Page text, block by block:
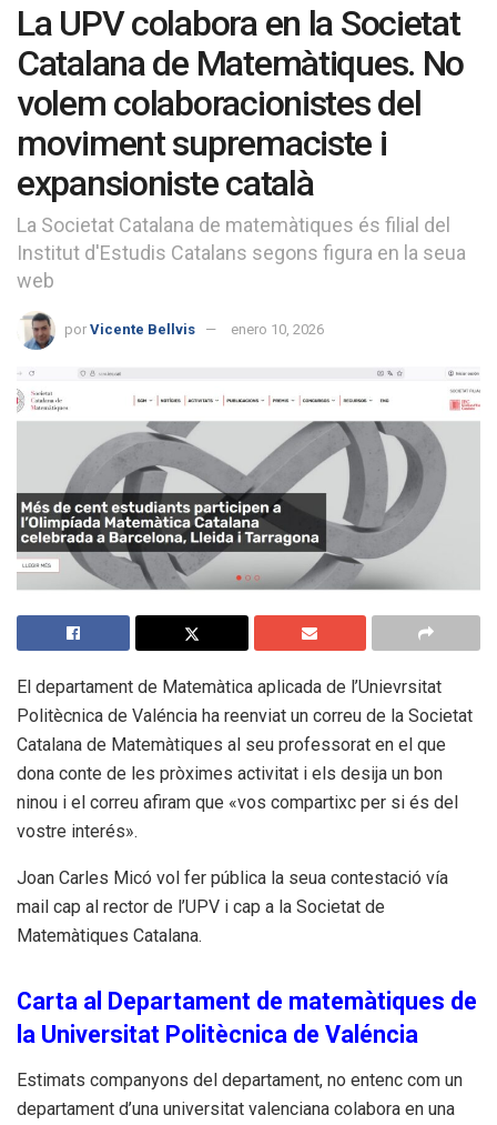
La UPV colabora en la Societat
Catalana de Matemàtiques. No
volem colaboracionistes del
moviment supremaciste i
expansioniste català
La Societat Catalana de matemàtiques és filial del
Institut d'Estudis Catalans segons figura en la seua
web
por Vicente Bellvis enero 10, 2026
El departament de Matemàtica aplicada de l’Unievrsitat
Politècnica de Valéncia ha reenviat un correu de la Societat
Catalana de Matemàtiques al seu professorat en el que
dona conte de les pròximes activitat i els desija un bon
ninou i el correu afiram que «vos compartixc per si és del
vostre interés».
Joan Carles Micó vol fer pública la seua contestació vía
mail cap al rector de l’UPV i cap a la Societat de
Matemàtiques Catalana.
Carta al Departament de matemàtiques de
la Universitat Politècnica de Valéncia
Estimats companyons del departament, no entenc com un
departament d’una universitat valenciana colabora en una